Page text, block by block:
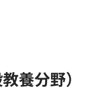
養分野）